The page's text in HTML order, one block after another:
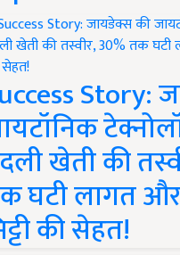
Story:
खेती की
घटी लागत
की सेहत!